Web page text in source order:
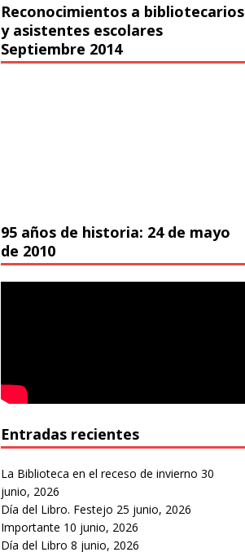
Reconocimientos a bibliotecarios
y asistentes escolares
Septiembre 2014
95 años de historia: 24 de mayo
de 2010
Entradas recientes
La Biblioteca en el receso de invierno 30
junio, 2026
Día del Libro. Festejo 25 junio, 2026
Importante 10 junio, 2026
Día del Libro 8 junio, 2026